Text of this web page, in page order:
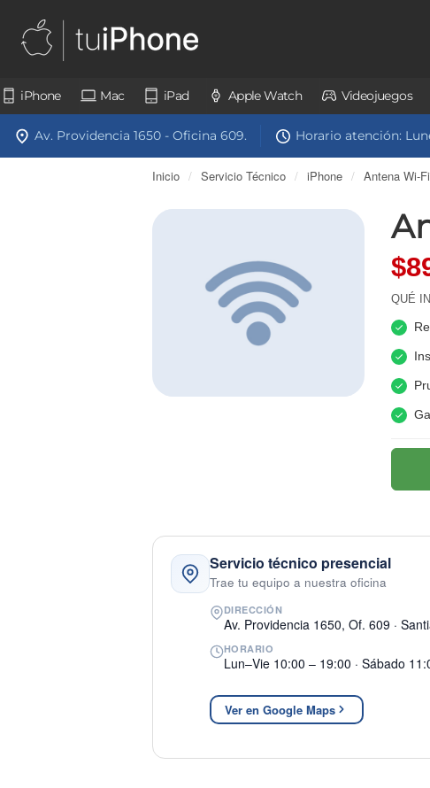
iPhone Mac iPad Apple Watch Videojuegos
Av. Providencia 1650 - Oficina 609. Horario atención:
Inicio / Servicio Técnico / iPhone / Antena Wi-Fi
QUÉ
Servicio técnico presencial
Trae tu equipo a nuestra oficina
DIRECCIÓN
Av. Providencia 1650, Of. 609 ·
HORARIO
Lun–Vie 10:00 – 19:00 · Sábado
Ver en Google Maps